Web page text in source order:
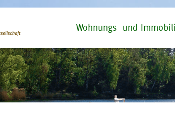
Wohnungs- und